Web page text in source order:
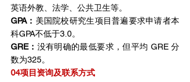
英语外教、法学、公共卫生等。
GPA： 美国院校研究生项目普遍要求申请者本
科GPA不低于3.0。
GRE： 没有明确的最低要求，但平均 GRE 分
数为325。
04项目资询及联系方式